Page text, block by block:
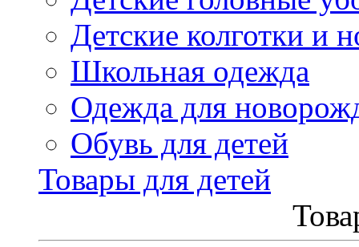
Детские колготки и
Школьная одежда
Одежда для
Обувь для детей
Товары для детей